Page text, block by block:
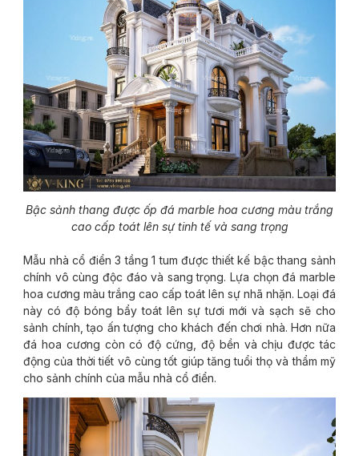
Bậc sảnh thang được ốp đá marble hoa cương màu trắng
cao cấp toát lên sự tinh tế và sang trọng
Mẫu nhà cổ điển 3 tầng 1 tum được thiết kế bậc thang sảnh
chính vô cùng độc đáo và sang trọng. Lựa chọn đá marble
hoa cương màu trắng cao cấp toát lên sự nhã nhặn. Loại đá
này có độ bóng bẩy toát lên sự tươi mới và sạch sẽ cho
sảnh chính, tạo ấn tượng cho khách đến chơi nhà. Hơn nữa
đá hoa cương còn có độ cứng, độ bền và chịu được tác
động của thời tiết vô cùng tốt giúp tăng tuổi thọ và thẩm mỹ
cho sảnh chính của mẫu nhà cổ điển.